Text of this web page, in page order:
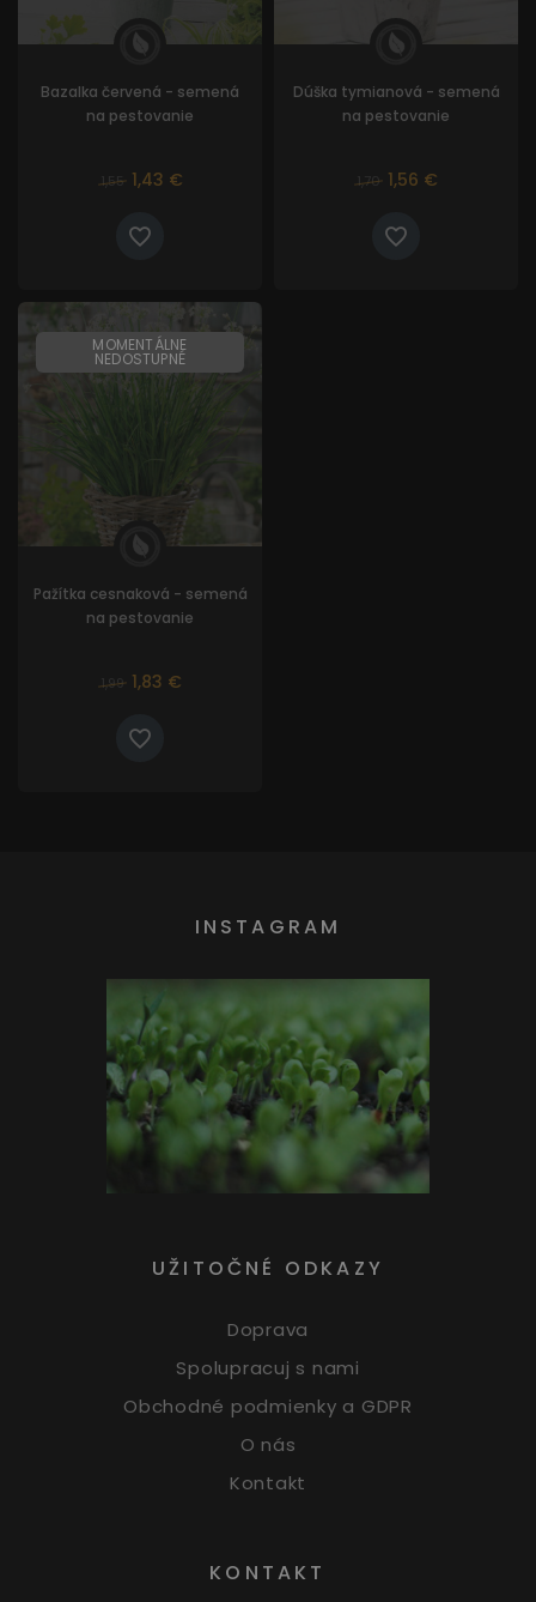
Bazalka červená - semená
na pestovanie
1,55 1,43 €
Dúška tymianová - semená
na pestovanie
1,70 1,56 €
MOMENTÁLNE
NEDOSTUPNÉ
Pažítka cesnaková - semená
na pestovanie
1,99 1,83 €
INSTAGRAM
UŽITOČNÉ ODKAZY
Doprava
Spolupracuj s nami
Obchodné podmienky a GDPR
O nás
Kontakt
KONTAKT